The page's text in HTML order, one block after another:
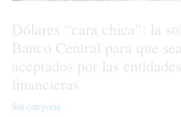
Dólares “cara chica”: la
Banco Central para que
aceptados por las entidades
financieras
Sin categoría